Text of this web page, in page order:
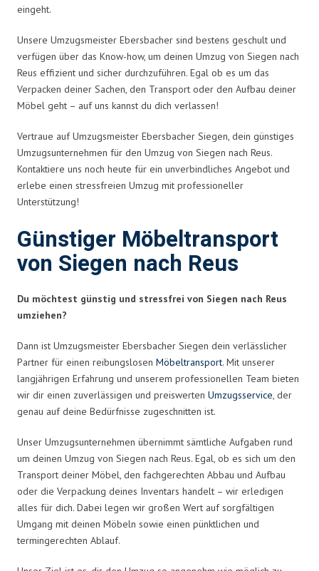
eingeht.
Unsere Umzugsmeister Ebersbacher sind bestens geschult und
verfügen über das Know-how, um deinen Umzug von Siegen nach
Reus effizient und sicher durchzuführen. Egal ob es um das
Verpacken deiner Sachen, den Transport oder den Aufbau deiner
Möbel geht – auf uns kannst du dich verlassen!
Vertraue auf Umzugsmeister Ebersbacher Siegen, dein günstiges
Umzugsunternehmen für den Umzug von Siegen nach Reus.
Kontaktiere uns noch heute für ein unverbindliches Angebot und
erlebe einen stressfreien Umzug mit professioneller
Unterstützung!
Günstiger Möbeltransport
von Siegen nach Reus
Du möchtest günstig und stressfrei von Siegen nach Reus
umziehen?
Dann ist Umzugsmeister Ebersbacher Siegen dein verlässlicher
Partner für einen reibungslosen Möbeltransport. Mit unserer
langjährigen Erfahrung und unserem professionellen Team bieten
wir dir einen zuverlässigen und preiswerten Umzugsservice, der
genau auf deine Bedürfnisse zugeschnitten ist.
Unser Umzugsunternehmen übernimmt sämtliche Aufgaben rund
um deinen Umzug von Siegen nach Reus. Egal, ob es sich um den
Transport deiner Möbel, den fachgerechten Abbau und Aufbau
oder die Verpackung deines Inventars handelt – wir erledigen
alles für dich. Dabei legen wir großen Wert auf sorgfältigen
Umgang mit deinen Möbeln sowie einen pünktlichen und
termingerechten Ablauf.